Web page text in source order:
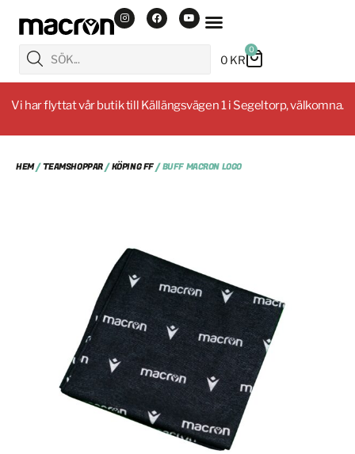
0 KR
0
Vi har flyttat vår butik till Källängsvägen 1 i Segeltorp, välkomna.
HEM/TEAMSHOPPAR/KÖPING FF/ BUFF MACRON LOGO